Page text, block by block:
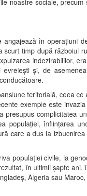
noastre sociale, precum
în operațiuni
scurt timp după războiul
indezirabililor,
și, de
teritorială, ceea ce
exemple este
presupus complicitatea
populației, înființarea
care a dus la izbucnirea
populației civile, la
în ultimii șapte ani,
Algeria sau